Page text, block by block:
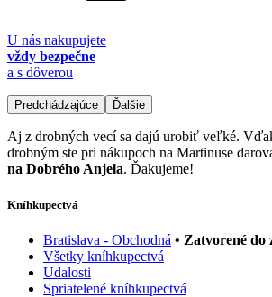
U nás nakupujete
vždy bezpečne
a s dôverou
Predchádzajúce Ďalšie
Aj z drobných vecí sa dajú urobiť veľké.
drobným ste pri nákupoch na Martinuse
na Dobrého Anjela. Ďakujeme!
Kníhkupectvá
Bratislava - Obchodná • Zatvorené do
Všetky kníhkupectvá
Udalosti
Spriatelené kníhkupectvá